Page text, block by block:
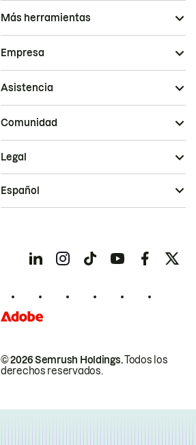
Más herramientas
Empresa
Asistencia
Comunidad
© 2026 Semrush Holdings.Todos los
derechos reservados.
Legal
Español